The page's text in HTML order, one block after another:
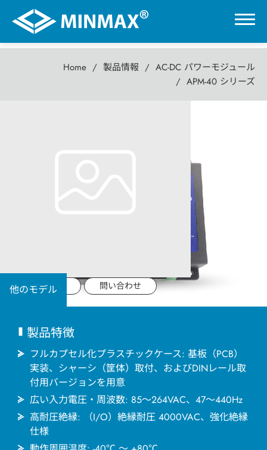
Home 製品情報
AC-DC パワーモジュール
APM-40 シリーズ
他のモデル
データシート 問い合わせ
製品特徴
フルカプセル化プラスチックケース: 基板（PCB）
実装、シャーシ（筐体）取付、およびDINレール取
付用バージョンを用意
広い入力電圧・周波数: 85～264VAC、47～440Hz
高耐圧絶縁: （I/O）絶縁耐圧 4000VAC、強化絶縁
仕様
0
DC-DCコンバータ
AC-DC パワーモジュール
会社情報
最新情報
お問い合わせ